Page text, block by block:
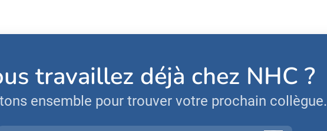
travaillez déjà chez NHC ?
ensemble pour trouver votre prochain collègue.